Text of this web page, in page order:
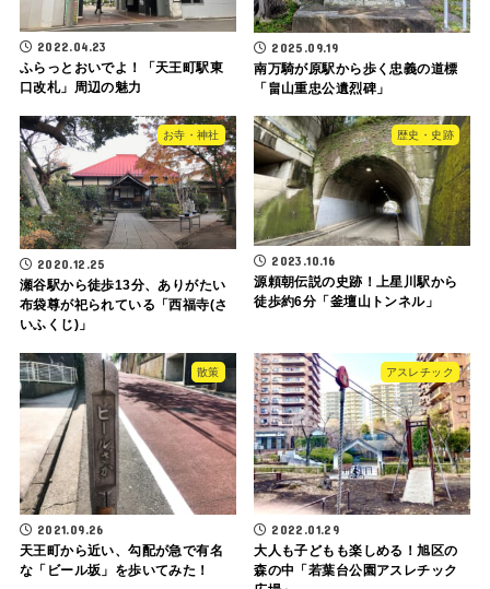
2022.04.23
ふらっとおいでよ！「天王町駅東
口改札」周辺の魅力
2025.09.19
南万騎が原駅から歩く忠義の道標
「畠山重忠公遺烈碑」
お寺・神社
2020.12.25
瀬谷駅から徒歩13分、ありがたい
布袋尊が祀られている「西福寺(さ
いふくじ)」
歴史・史跡
2023.10.16
源頼朝伝説の史跡！上星川駅から
徒歩約6分「釜壇山トンネル」
散策
2021.09.26
天王町から近い、勾配が急で有名
な「ビール坂」を歩いてみた！
アスレチック
2022.01.29
大人も子どもも楽しめる！旭区の
森の中「若葉台公園アスレチック